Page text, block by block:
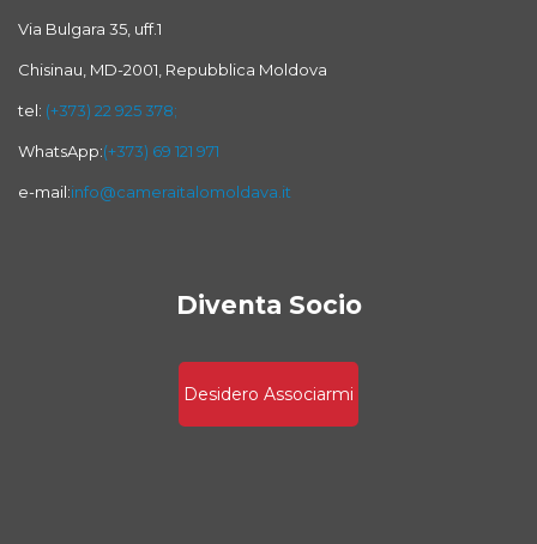
Via Bulgara 35, uff.1
Chisinau, MD-2001, Repubblica Moldova
tel: (+373) 22 925 378;
WhatsApp:(+373) 69 121 971
e-mail:info@cameraitalomoldava.it
Diventa Socio
Desidero Associarmi